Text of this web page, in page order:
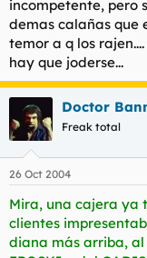
incompetente, pero
demas calañas que
temor a q los rajen....
hay que joderse...
Doctor
Freak total
26 Oct 2004
Mira, una cajera ya
clientes
diana más arriba,